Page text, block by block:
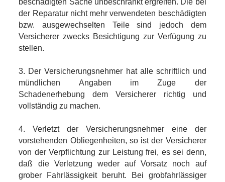
beschädigten Sache unbeschränkt ergreifen. Die bei
der Reparatur nicht mehr verwendeten beschädigten
bzw. ausgewechselten Teile sind jedoch dem
Versicherer zwecks Besichtigung zur Verfügung zu
stellen.
3. Der Versicherungsnehmer hat alle schriftlich und
mündlichen Angaben im Zuge der
Schadenerhebung dem Versicherer richtig und
vollständig zu machen.
4. Verletzt der Versicherungsnehmer eine der
vorstehenden Obliegenheiten, so ist der Versicherer
von der Verpflichtung zur Leistung frei, es sei denn,
daß die Verletzung weder auf Vorsatz noch auf
grober Fahrlässigkeit beruht. Bei grobfahrlässiger